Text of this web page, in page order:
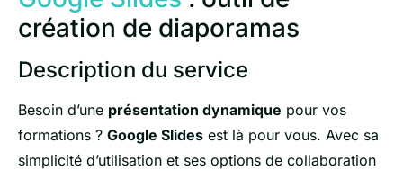
création de diaporamas
Description du service
Besoin d’une présentation dynamique pour vos
formations ? Google Slides est là pour vous. Avec sa
simplicité d’utilisation et ses options de collaboration